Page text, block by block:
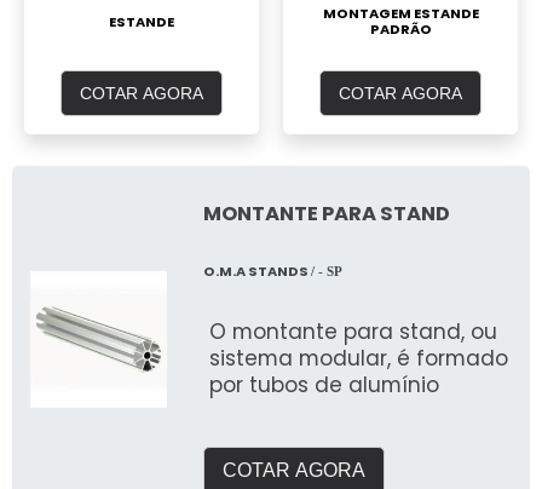
ESTANDE
COTAR AGORA
MONTAGEM ESTANDE
PADRÃO
COTAR AGORA
MONTANTE PARA STAND
O.M.A STANDS / - SP
O montante para stand, ou
sistema modular, é formado
por tubos de alumínio
COTAR AGORA